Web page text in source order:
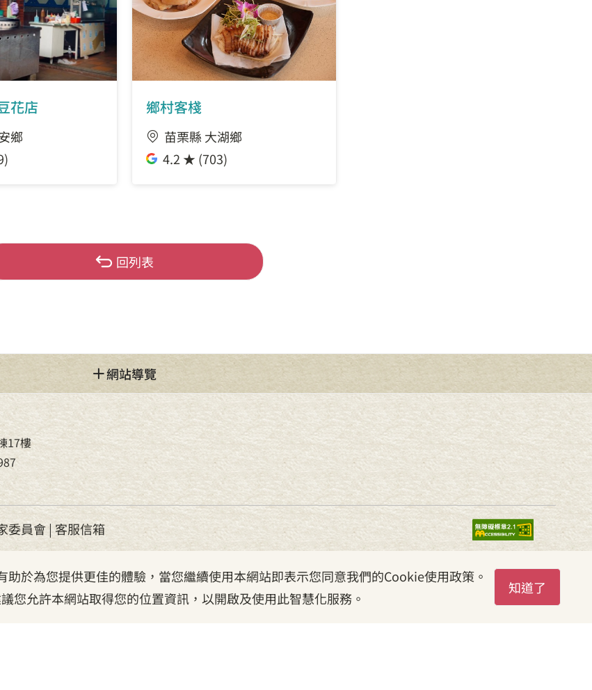
於為您提供更佳的體驗，當您繼續使用本網站即表示您同意我們的Cookie使用政策。
您允許本網站取得您的位置資訊，以開啟及使用此智慧化服務。
知道了
花店
鄉
鄉村客棧
苗栗縣 大湖鄉
4.2 ★ (703)
回列表
網站導覽
17樓
委員會| 客服信箱